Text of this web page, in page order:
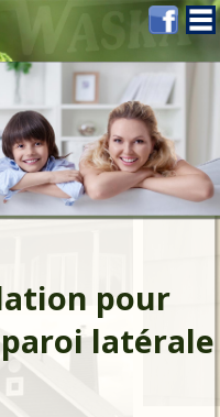
pour
latérale